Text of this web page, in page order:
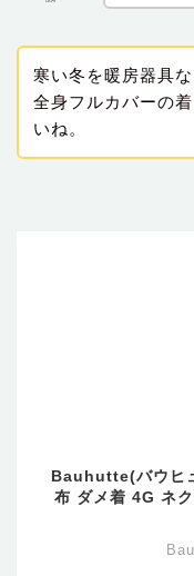
寒い冬を暖房器具
全身フルカバーの
いね。
Bauhutte(バウヒ
布 ダメ着 4G ネ